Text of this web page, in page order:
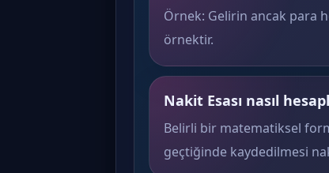
Örnek: Gelirin ancak para
örnektir.
Nakit Esası nasıl
Belirli bir matematiksel
geçtiğinde kaydedilmesi